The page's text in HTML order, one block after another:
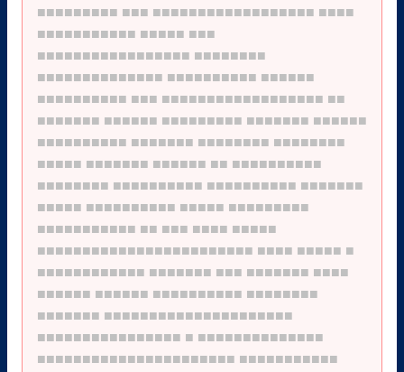
■■■■■■■■■ ■■■ ■■■■■■■■■■■■■■■■■■ ■■■■
■■■■■■■■■■■ ■■■■■ ■■■
■■■■■■■■■■■■■■■■■ ■■■■■■■■
■■■■■■■■■■■■■■ ■■■■■■■■■■ ■■■■■■
■■■■■■■■■■ ■■■ ■■■■■■■■■■■■■■■■■■ ■■
■■■■■■■ ■■■■■■ ■■■■■■■■■ ■■■■■■■ ■■■■■■
■■■■■■■■■■ ■■■■■■■ ■■■■■■■■ ■■■■■■■■
■■■■■ ■■■■■■■ ■■■■■■ ■■ ■■■■■■■■■■
■■■■■■■■ ■■■■■■■■■■ ■■■■■■■■■■ ■■■■■■■
■■■■■ ■■■■■■■■■■ ■■■■■ ■■■■■■■■■
■■■■■■■■■■■ ■■ ■■■ ■■■■ ■■■■■
■■■■■■■■■■■■■■■■■■■■■■■■ ■■■■ ■■■■■ ■
■■■■■■■■■■■■ ■■■■■■■ ■■■ ■■■■■■■ ■■■■
■■■■■■ ■■■■■■ ■■■■■■■■■■ ■■■■■■■■
■■■■■■■ ■■■■■■■■■■■■■■■■■■■■■
■■■■■■■■■■■■■■■■ ■ ■■■■■■■■■■■■■■
■■■■■■■■■■■■■■■■■■■■■■ ■■■■■■■■■■■